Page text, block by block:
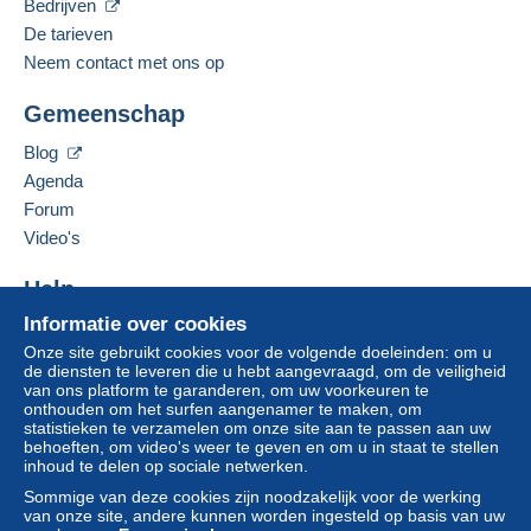
Betalen
Een betaling die niet is verricht met
credit/debitcardof overboeking naar uw saldo,
Een onbetaalde aankoop kan gevolgen hebben
voor de rekening van de koper.
Als de verkoopvoorwaarden van de verkoper
clausules bevatten met betrekking tot de betaling,
moeten deze als nietig worden beschouwd. De
Delcampe, zoals gedefinieerd in de
toepassing zijn.
Aankopen moeten worden betaald binnen14
dagenna ontvangst van de eindafrekening van de
verkoper.
Frais de port: 1,95€ à la charge de l'acheteur pour la
France pour lettre 20g max
Gesproken taal:
Frans
De verkoper contacteren
Informatie over cookies
Onze site gebruikt cookies voor de volgende doeleinden: om u
de diensten te leveren die u hebt aangevraagd, om de veiligheid
van ons platform te garanderen, om uw voorkeuren te
onthouden om het surfen aangenamer te maken, om
statistieken te verzamelen om onze site aan te passen aan uw
behoeften, om video's weer te geven en om u in staat te stellen
inhoud te delen op sociale netwerken.
Sommige van deze cookies zijn noodzakelijk voor de werking
van onze site, andere kunnen worden ingesteld op basis van uw
Bedrijven
De tarieven
Neem contact met ons op
Gemeenschap
Blog
Agenda
Forum
Video's
Help
Hulpcentrum
Kopen op Delcampe
Verkopen op Delcampe
Een beveiligde website